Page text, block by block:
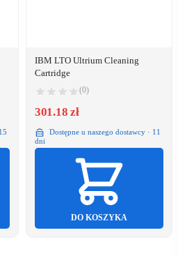
IBM LTO Ultrium Cleaning
Cartridge
(0)
301.18 zł
Dostępne u naszego dostawcy · 11
dni
DO KOSZYKA